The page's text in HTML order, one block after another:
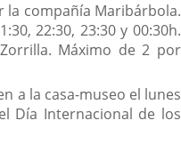
compañía Maribárbola.
22:30, 23:30 y 00:30h.
Máximo de 2 por
a la casa-museo el lunes
Día Internacional de los